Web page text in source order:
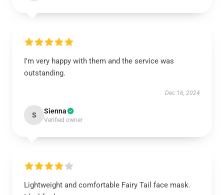
I’m very happy with them and the service was
outstanding.
Dec 16, 2024
S Sienna
Verified owner
Lightweight and comfortable Fairy Tail face mask.